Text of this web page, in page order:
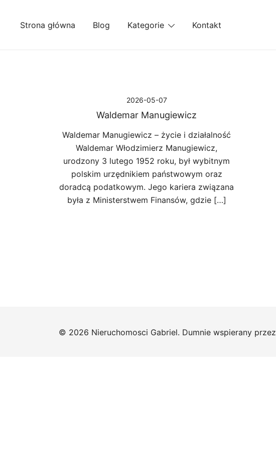
Strona główna Blog Kategorie Kontakt
2026-05-07
Waldemar Manugiewicz
Waldemar Manugiewicz – życie i działalność
Waldemar Włodzimierz Manugiewicz,
urodzony 3 lutego 1952 roku, był wybitnym
polskim urzędnikiem państwowym oraz
doradcą podatkowym. Jego kariera związana
była z Ministerstwem Finansów, gdzie […]
© 2026 Nieruchomosci Gabriel. Dumnie wspierany przez